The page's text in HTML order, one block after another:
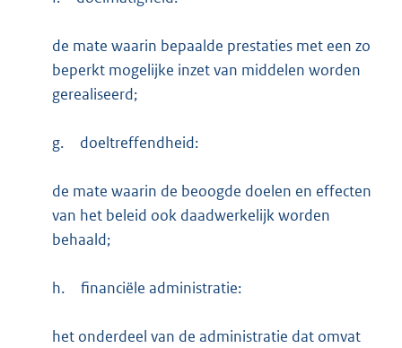
de mate waarin bepaalde prestaties met een zo
beperkt mogelijke inzet van middelen worden
gerealiseerd;
g. doeltreffendheid:
de mate waarin de beoogde doelen en effecten
van het beleid ook daadwerkelijk worden
behaald;
h. financiële administratie:
het onderdeel van de administratie dat omvat